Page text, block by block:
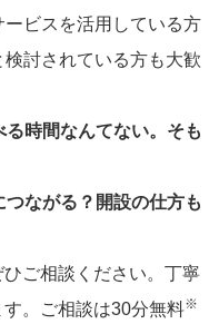
ビスを活用している方
討されている方も大歓
る時間なんてない。そも
つながる？開設の仕方も
ご相談ください。丁寧
。ご相談は30分無料※